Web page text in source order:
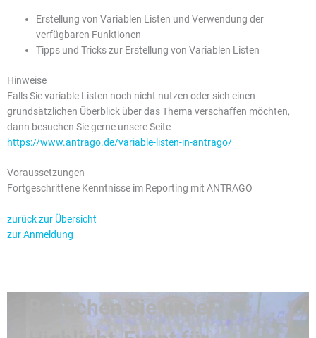
Erstellung von Variablen Listen und Verwendung der
verfügbaren Funktionen
Tipps und Tricks zur Erstellung von Variablen Listen
Hinweise
Falls Sie variable Listen noch nicht nutzen oder sich einen
grundsätzlichen Überblick über das Thema verschaffen möchten,
dann besuchen Sie gerne unsere Seite
https://www.antrago.de/variable-listen-in-antrago/
Voraussetzungen
Fortgeschrittene Kenntnisse im Reporting mit ANTRAGO
zurück zur Übersicht
zur Anmeldung
Besuchen Sie unser